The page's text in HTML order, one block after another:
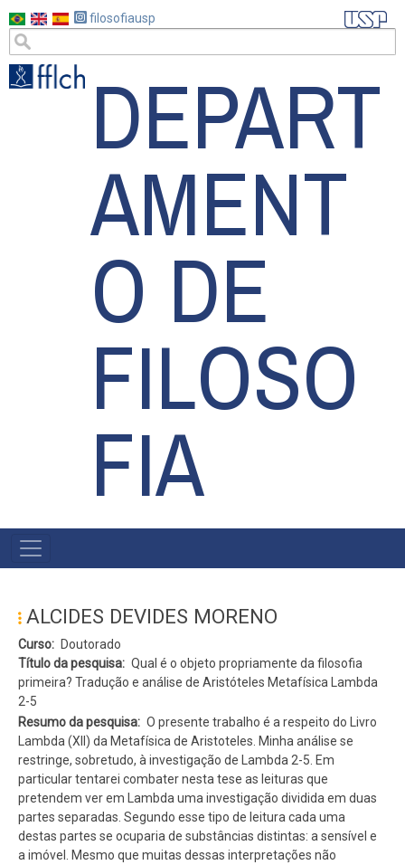
para
conteúdo
principal
filosofiausp
DEPART
AMENT
O DE
FILOSO
FIA
#MENU
ALCIDES DEVIDES MORENO
Curso
Doutorado
Título da pesquisa
Qual é o objeto propriamente da filosofia
primeira? Tradução e análise de Aristóteles Metafísica Lambda
2-5
Resumo da pesquisa
O presente trabalho é a respeito do Livro
Lambda (XII) da Metafísica de Aristoteles. Minha análise se
restringe, sobretudo, à investigação de Lambda 2-5. Em
particular tentarei combater nesta tese as leituras que
pretendem ver em Lambda uma investigação dividida em duas
partes separadas. Segundo esse tipo de leitura cada uma
destas partes se ocuparia de substâncias distintas: a sensível e
a imóvel. Mesmo que muitas dessas interpretações não